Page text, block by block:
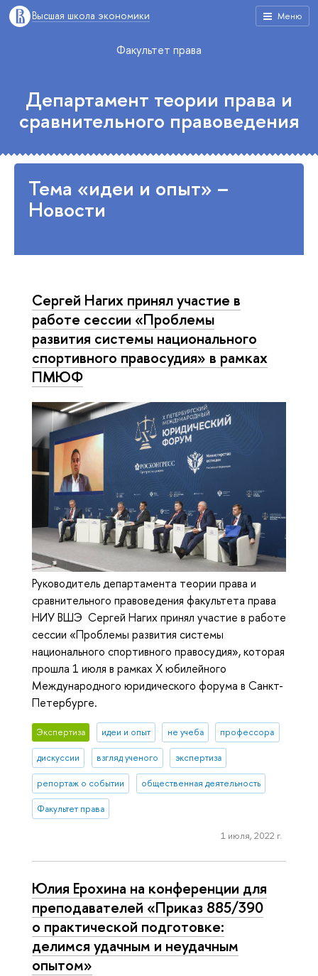
Меню
Высшая школа экономики
Факультет права
Департамент теории права и
сравнительного правоведения
Тема «идеи и опыт» –
Новости
Сергей Нагих принял участие в
работе сессии «Проблемы
развития системы национального
спортивного правосудия» в рамках
ПМЮФ
Руководитель департамента теории права и
сравнительного правоведения факультета права
НИУ ВШЭ Сергей Нагих принял участие в работе
сессии «Проблемы развития системы
национального спортивного правосудия», которая
прошла 1 июля в рамках X юбилейного
Международного юридического форума в Санкт-
Петербурге.
Экспертиза идеи и опыт не учеба профессора
дискуссии взгляд ученого экспертиза
репортаж о событии общественная деятельность
Факультет права
1 июля, 2022 г.
Юлия Ерохина на конференции для
преподавателей «Приказ 885/390
о практической подготовке:
делимся удачным и неудачным
опытом»